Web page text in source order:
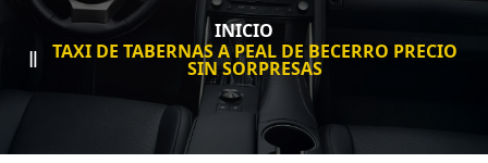
INICIO
TAXI DE TABERNAS A PEAL DE BECERRO PRECIO
SIN SORPRESAS